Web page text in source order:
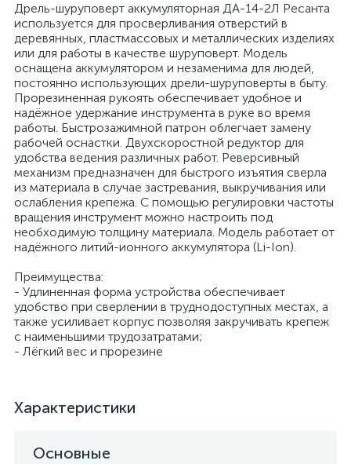
Дрель-шуруповерт аккумуляторная ДА-14-2Л Ресанта
используется для просверливания отверстий в
деревянных, пластмассовых и металлических изделиях
или для работы в качестве шуруповерт. Модель
оснащена аккумулятором и незаменима для людей,
постоянно использующих дрели-шуруповерты в быту.
Прорезиненная рукоять обеспечивает удобное и
надёжное удержание инструмента в руке во время
работы. Быстрозажимной патрон облегчает замену
рабочей оснастки. Двухскоростной редуктор для
удобства ведения различных работ. Реверсивный
механизм предназначен для быстрого изъятия сверла
из материала в случае застревания, выкручивания или
ослабления крепежа. С помощью регулировки частоты
вращения инструмент можно настроить под
необходимую толщину материала. Модель работает от
надёжного литий-ионного аккумулятора (Li-Ion).
Преимущества:
- Удлиненная форма устройства обеспечивает
удобство при сверлении в труднодоступных местах, а
также усиливает корпус позволяя закручивать крепеж
с наименьшими трудозатратами;
- Лёгкий вес и прорезине
Характеристики
Основные